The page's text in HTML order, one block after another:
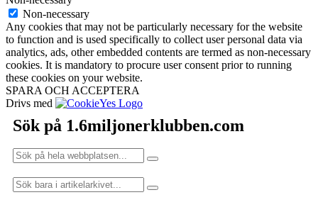
Non-necessary
Any cookies that may not be particularly necessary for the website
to function and is used specifically to collect user personal data via
analytics, ads, other embedded contents are termed as non-necessary
cookies. It is mandatory to procure user consent prior to running
these cookies on your website.
SPARA OCH ACCEPTERA
Drivs med
Sök på 1.6miljonerklubben.com